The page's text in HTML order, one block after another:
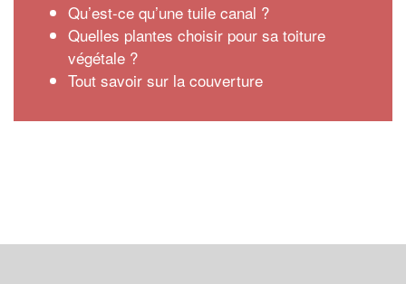
Qu’est-ce qu’une tuile canal ?
Quelles plantes choisir pour sa toiture
végétale ?
Tout savoir sur la couverture